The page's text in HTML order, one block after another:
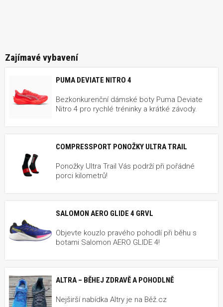
Zajímavé vybavení
PUMA DEVIATE NITRO 4
Bezkonkurenční dámské boty Puma Deviate
Nitro 4 pro rychlé tréninky a krátké závody.
COMPRESSPORT PONOŽKY ULTRA TRAIL
Ponožky Ultra Trail Vás podrží při pořádné
porci kilometrů!
SALOMON AERO GLIDE 4 GRVL
Objevte kouzlo pravého pohodlí při běhu s
botami Salomon AERO GLIDE 4!
ALTRA – BĚHEJ ZDRAVĚ A POHODLNĚ
Nejširší nabídka Altry je na Běž.cz